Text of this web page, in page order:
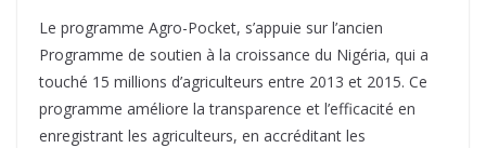
Le programme Agro-Pocket, s’appuie sur l’ancien
Programme de soutien à la croissance du Nigéria, qui a
touché 15 millions d’agriculteurs entre 2013 et 2015. Ce
programme améliore la transparence et l’efficacité en
enregistrant les agriculteurs, en accréditant les